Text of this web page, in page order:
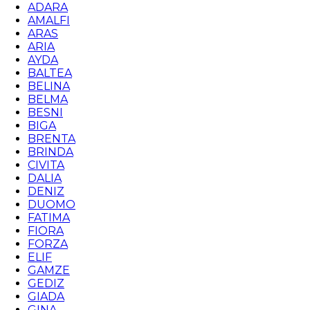
ADARA
AMALFI
ARAS
ARIA
AYDA
BALTEA
BELINA
BELMA
BESNI
BIGA
BRENTA
BRINDA
CIVITA
DALIA
DENIZ
DUOMO
FATIMA
FIORA
FORZA
ELIF
GAMZE
GEDIZ
GIADA